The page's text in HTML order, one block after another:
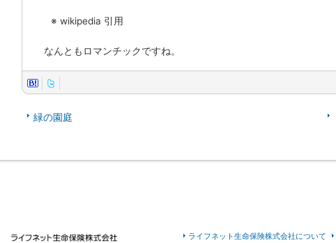
※ wikipedia 引用
なんともロマンチックですね。
緑の園庭
ライフネット生命保険株式会社について